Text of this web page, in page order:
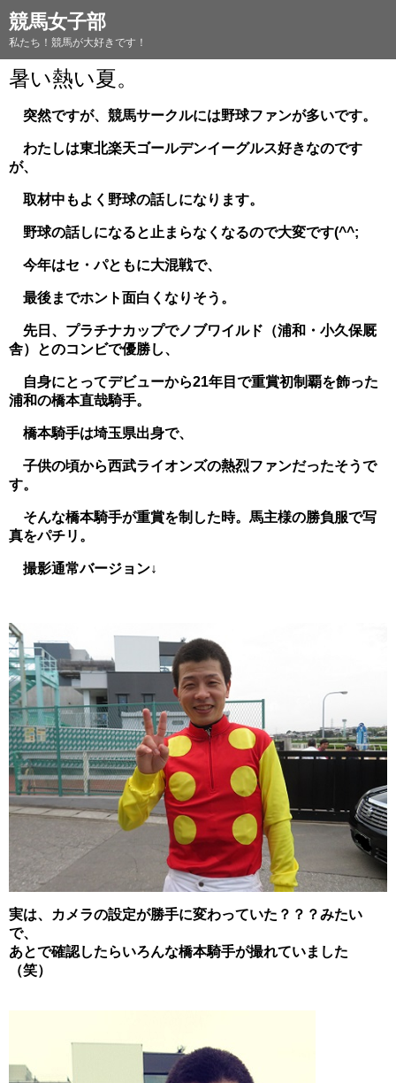
競馬女子部
私たち！競馬が大好きです！
暑い熱い夏。
突然ですが、競馬サークルには野球ファンが多いです。
わたしは東北楽天ゴールデンイーグルス好きなのです
が、
取材中もよく野球の話しになります。
野球の話しになると止まらなくなるので大変です(^^;
今年はセ・パともに大混戦で、
最後までホント面白くなりそう。
先日、プラチナカップでノブワイルド（浦和・小久保厩
舎）とのコンビで優勝し、
自身にとってデビューから21年目で重賞初制覇を飾った
浦和の橋本直哉騎手。
橋本騎手は埼玉県出身で、
子供の頃から西武ライオンズの熱烈ファンだったそうで
す。
そんな橋本騎手が重賞を制した時。馬主様の勝負服で写
真をパチリ。
撮影通常バージョン↓
実は、カメラの設定が勝手に変わっていた？？？みたい
で、
あとで確認したらいろんな橋本騎手が撮れていました
（笑）